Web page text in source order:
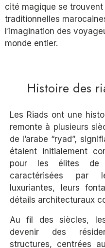
cité magique se
traditionnelles
l’imagination des
monde entier.
Histoire des
Les Riads ont une
remonte à plusieurs
de l’arabe “ryad”,
étaient initialement
pour les élites de
caractérisées par
luxuriantes, leurs
détails architecturaux
Au fil des siècles,
devenir des
structures, centrées